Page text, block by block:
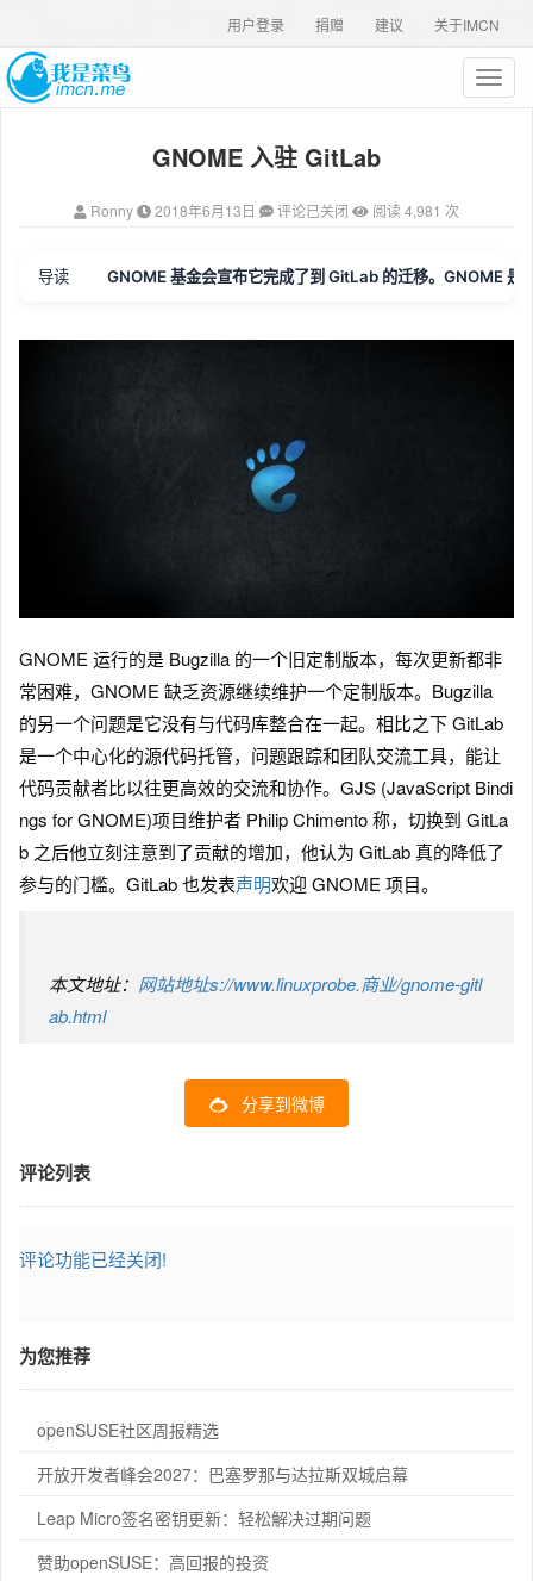
关于IMCN
建议
捐赠
用户登录
T
o
v
a
GNOME 入驻 GitLab
Ronny 2018年6月13日 评论已关闭 阅读 4,981 次
导读 GNOME 基金会宣布它完成了到 GitLab 的迁移。GNOME
GNOME 运行的是 Bugzilla 的一个旧定制版本，每次更新都非
常困难，GNOME 缺乏资源继续维护一个定制版本。Bugzilla
的另一个问题是它没有与代码库整合在一起。相比之下 GitLab
是一个中心化的源代码托管，问题跟踪和团队交流工具，能让
代码贡献者比以往更高效的交流和协作。GJS (JavaScript Bindi
ngs for GNOME)项目维护者 Philip Chimento 称，切换到 GitLa
b 之后他立刻注意到了贡献的增加，他认为 GitLab 真的降低了
参与的门槛。GitLab 也发表声明欢迎 GNOME 项目。
本文地址： 网站地址s://www.linuxprobe.商业/gnome-gitl
ab.html
分享到微博
评论列表
评论功能已经关闭!
为您推荐
openSUSE社区周报精选
开放开发者峰会2027：巴塞罗那与达拉斯双城启幕
Leap Micro签名密钥更新：轻松解决过期问题
赞助openSUSE：高回报的投资